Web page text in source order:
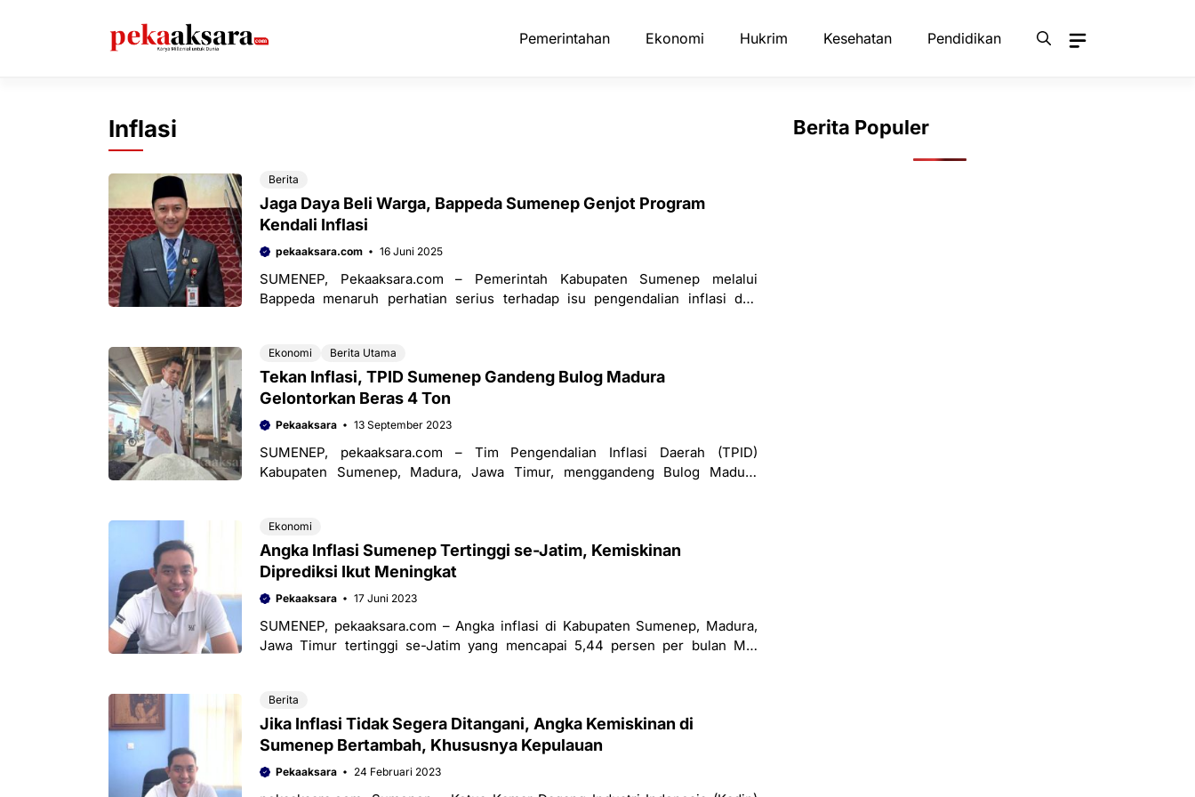
Pemerintahan Ekonomi Hukrim Kesehatan Pendidikan
Inflasi
Berita
Jaga Daya Beli Warga, Bappeda Sumenep Genjot Program
Kendali Inflasi
pekaaksara.com 16 Juni 2025
SUMENEP, Pekaaksara.com – Pemerintah Kabupaten Sumenep melalui
Bappeda menaruh perhatian serius terhadap isu pengendalian inflasi dan
Ekonomi Berita Utama
Tekan Inflasi, TPID Sumenep Gandeng Bulog Madura
Gelontorkan Beras 4 Ton
Pekaaksara 13 September 2023
SUMENEP, pekaaksara.com – Tim Pengendalian Inflasi Daerah (TPID)
Kabupaten Sumenep, Madura, Jawa Timur, menggandeng Bulog Madura
Ekonomi
Angka Inflasi Sumenep Tertinggi se-Jatim, Kemiskinan
Diprediksi Ikut Meningkat
Pekaaksara 17 Juni 2023
SUMENEP, pekaaksara.com – Angka inflasi di Kabupaten Sumenep, Madura,
Jawa Timur tertinggi se-Jatim yang mencapai 5,44 persen per bulan Mei
Berita
Jika Inflasi Tidak Segera Ditangani, Angka Kemiskinan di
Sumenep Bertambah, Khususnya Kepulauan
Pekaaksara 24 Februari 2023
Berita Populer